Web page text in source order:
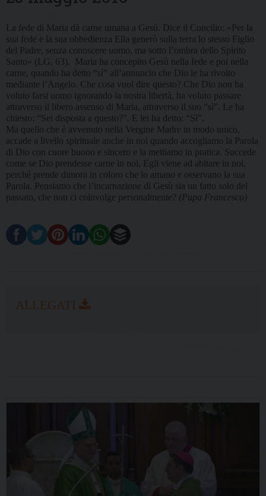
La fede di Maria dà carne umana a Gesù. Dice il Concilio: «Per la
sua fede e la sua obbedienza Ella generò sulla terra lo stesso Figlio
del Padre, senza conoscere uomo, ma sotto l’ombra dello Spirito
Santo» (LG, 63).
Maria ha concepito Gesù nella fede e poi nella
carne, quando ha detto “sì” all’annuncio che Dio le ha rivolto
mediante l’Angelo. Che cosa vuol dire questo? Che Dio non ha
voluto farsi uomo ignorando la nostra libertà, ha voluto passare
attraverso il libero assenso di Maria, attraverso il suo “sì”. Le ha
chiesto: “Sei disposta a questo?”. E lei ha detto: “Sì”.
Ma quello che è avvenuto nella Vergine Madre in modo unico,
accade a livello spirituale anche in noi quando accogliamo la Parola
di Dio con cuore buono e sincero e la mettiamo in pratica. Succede
come se Dio prendesse carne in noi, Egli viene ad abitare in noi,
perché prende dimora in coloro che lo amano e osservano la sua
Parola. Pensiamo che l’incarnazione di Gesù sia un fatto solo del
passato, che non ci coinvolge personalmente? (Papa Francesco)